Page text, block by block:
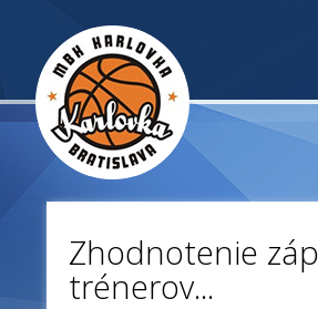
Zhodnotenie
trénerov...